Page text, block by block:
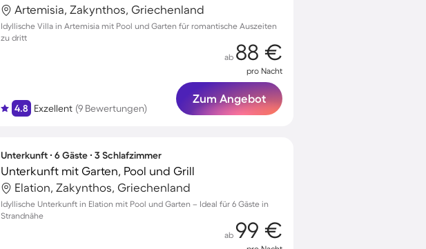
Artemisia, Zakynthos, Griechenland
Idyllische Villa in Artemisia mit Pool und Garten für romantische Auszeiten
zu dritt
4.8 Exzellent (9 Bewertungen)
ab 88 €
pro Nacht
Zum Angebot
Unterkunft ∙ 6 Gäste ∙ 3 Schlafzimmer
Unterkunft mit Garten, Pool und Grill
Elation, Zakynthos, Griechenland
Idyllische Unterkunft in Elation mit Pool und Garten – Ideal für 6 Gäste in
Strandnähe
ab 99 €